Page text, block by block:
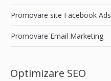
Promovare site Facebook Ads
Promovare Email Marketing
Optimizare SEO